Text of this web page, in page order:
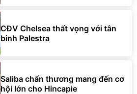
CĐV Chelsea thất vọng với tân
binh Palestra
Saliba chấn thương mang đến cơ
hội lớn cho Hincapie